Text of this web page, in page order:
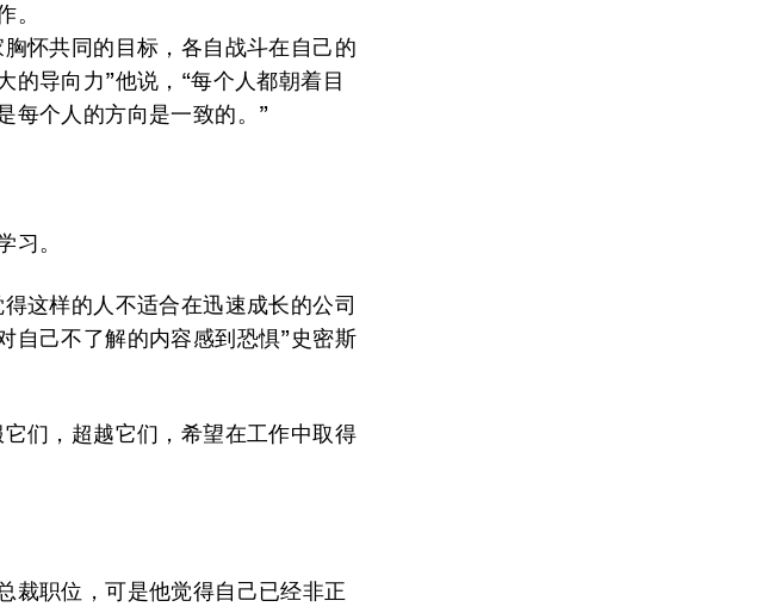
。
怀共同的目标，各自战斗在自己的
的导向力”他说，“每个人都朝着目
每个人的方向是一致的。”
习。
这样的人不适合在迅速成长的公司
自己不了解的内容感到恐惧”史密斯
们，超越它们，希望在工作中取得
裁职位，可是他觉得自己已经非正